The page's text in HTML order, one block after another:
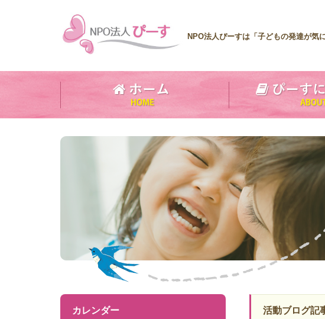
NPO法人ぴーすは「子どもの発達が気
活動ブログ記
カレンダー